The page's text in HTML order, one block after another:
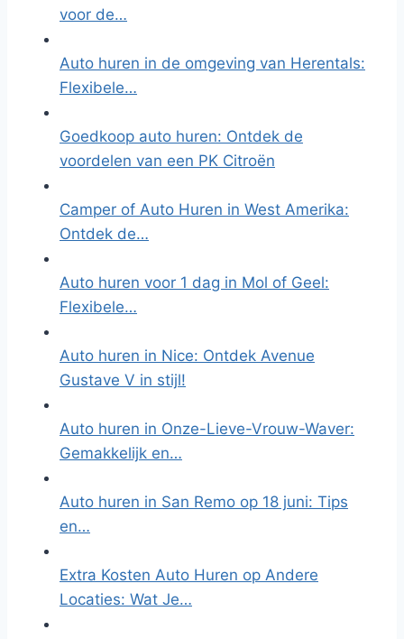
voor de…
Auto huren in de omgeving van Herentals:
Flexibele…
Goedkoop auto huren: Ontdek de
voordelen van een PK Citroën
Camper of Auto Huren in West Amerika:
Ontdek de…
Auto huren voor 1 dag in Mol of Geel:
Flexibele…
Auto huren in Nice: Ontdek Avenue
Gustave V in stijl!
Auto huren in Onze-Lieve-Vrouw-Waver:
Gemakkelijk en…
Auto huren in San Remo op 18 juni: Tips
en…
Extra Kosten Auto Huren op Andere
Locaties: Wat Je…